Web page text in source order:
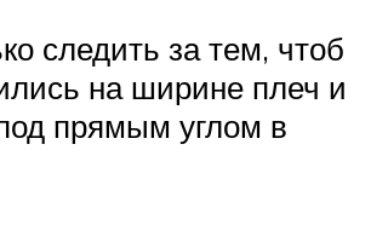
следить за тем, чтоб
на ширине плеч и
прямым углом в